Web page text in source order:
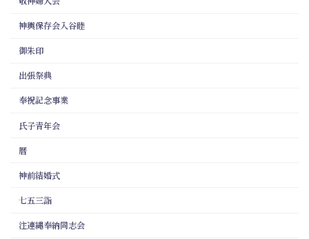
神輿保存会入谷睦
御朱印
出張祭典
奉祝記念事業
氏子青年会
暦
神前結婚式
七五三詣
注連縄奉納同志会